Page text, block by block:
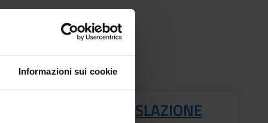
Informazioni sui cookie
Bachelor's
E LEGISLAZIONE